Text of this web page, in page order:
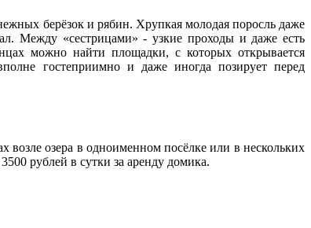
берёзок и рябин. Хрупкая молодая поросль даже
Между «сестрицами» - узкие проходы и даже есть
можно найти площадки, с которых открывается
гостеприимно и даже иногда позирует перед
возле озера в одноименном посёлке или в нескольких
рублей в сутки за аренду домика.